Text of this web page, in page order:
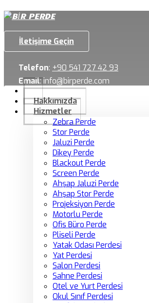
İletişime Geçin
Telefon: +90 541 727 42 93
Email:info@birperde.com
Hakkımızda
Hizmetler
Zebra Perde
Stor Perde
Jaluzi Perde
Dikey Perde
Blackout Perde
Screen Perde
Ahşap Jaluzi Perde
Ahşap Stor Perde
Projeksiyon Perde
Motorlu Perde
Ofis Büro Perde
Pliseli Perde
Yatak Odası Perdesi
Yat Perdesi
Salon Perdesi
Sahne Perdesi
Otel ve Yurt Perdesi
Okul Sınıf Perdesi